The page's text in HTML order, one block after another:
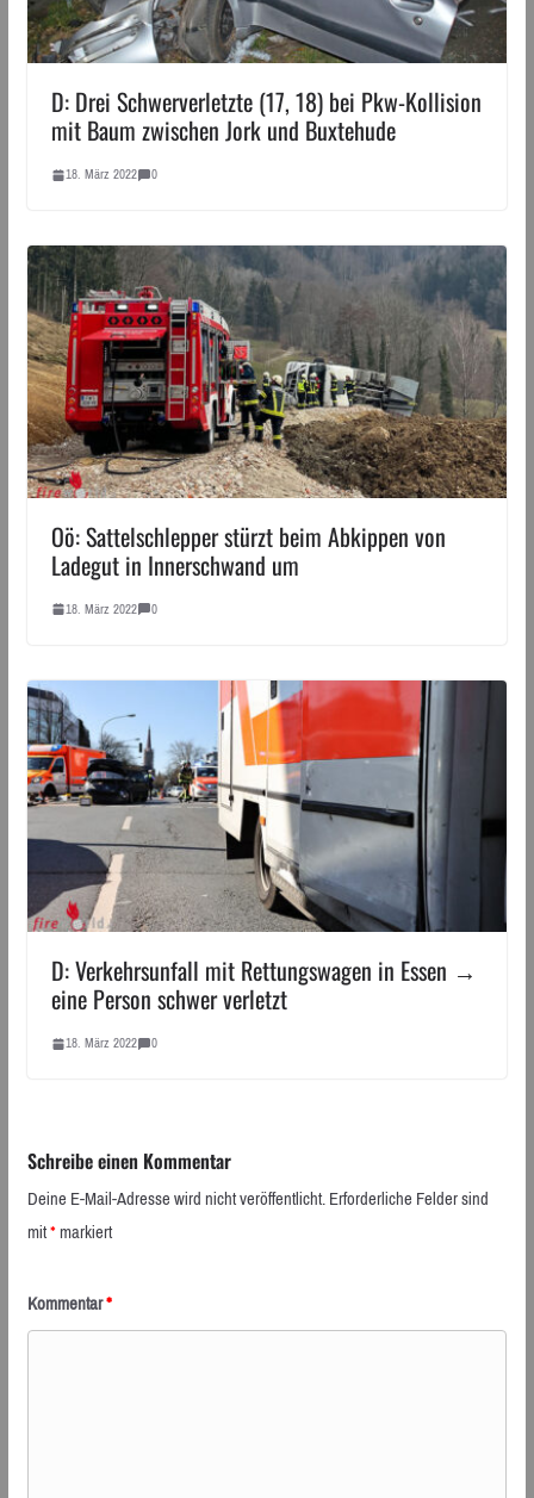
D: Drei Schwerverletzte (17, 18) bei Pkw-Kollision
mit Baum zwischen Jork und Buxtehude
18. März 2022 0
Oö: Sattelschlepper stürzt beim Abkippen von
Ladegut in Innerschwand um
18. März 2022 0
D: Verkehrsunfall mit Rettungswagen in Essen →
eine Person schwer verletzt
18. März 2022 0
Schreibe einen Kommentar
Deine E-Mail-Adresse wird nicht veröffentlicht.Erforderliche Felder sind
mit*markiert
Kommentar*